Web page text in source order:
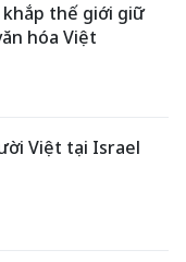
thế giới giữ
hóa Việt
Việt tại Israel